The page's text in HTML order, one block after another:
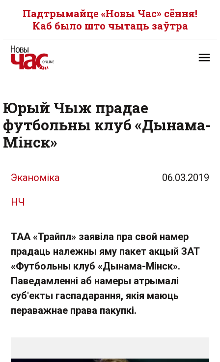
Падтрымайце «Новы Час» сёння!
Каб было што чытаць заўтра
Юрый Чыж прадае
футбольны клуб «Дынама-
Мінск»
Эканоміка 06.03.2019
НЧ
ТАА «Трайпл» заявіла пра свой намер
прадаць належны яму пакет акцый ЗАТ
«Футбольны клуб «Дынама-Мінск».
Паведамленні аб намеры атрымалі
суб'екты гаспадарання, якія маюць
пераважнае права пакупкі.